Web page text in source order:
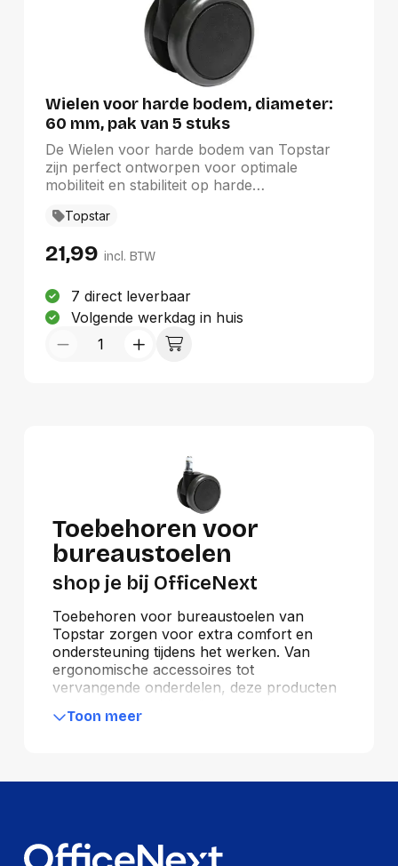
Wielen voor harde bodem, diameter:
60 mm, pak van 5 stuks
De Wielen voor harde bodem van Topstar
zijn perfect ontworpen voor optimale
mobiliteit en stabiliteit op harde
biedt dit pakket van vijf wielen een
upgraden van bestaande wielen. De elegante
integratie met diverse meubels in de familie
Meubilair en onthaal - Stoelen, waardoor ze
zowel functioneel als esthetisch aantrekkelijk
zijn.
Topstar
21,99 incl. BTW
7 direct leverbaar
Volgende werkdag in huis
Toebehoren voor
bureaustoelen
shop je bij OfficeNext
Toebehoren voor bureaustoelen van
Topstar zorgen voor extra comfort en
ondersteuning tijdens het werken. Van
ergonomische accessoires tot
vervangende onderdelen, deze producten
levensduur van bureaustoelen. Ideaal voor
Toon meer